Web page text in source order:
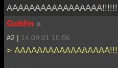
Goblin »
#2 | 14.09.01 10:06
>